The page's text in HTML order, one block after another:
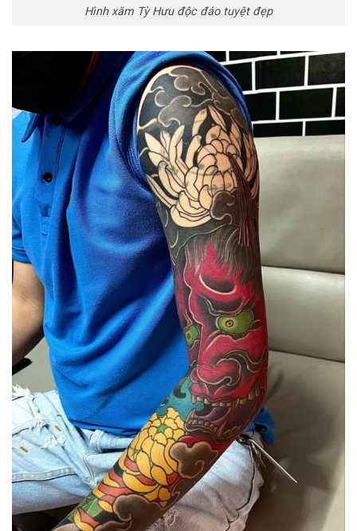
Hình xăm Tỳ Hưu độc đáo tuyệt đẹp